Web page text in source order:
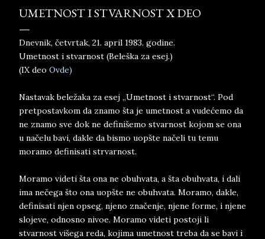
UMETNOST I STVARNOST X DEO
Dnevnik, četvrtak, 21. april 1983. godine.
Umetnost i stvarnost (Beleška za esej.)
(IX deo Ovde)
Nastavak beležaka za esej „Umetnost i stvarnost“. Pod
pretpostavkom da znamo šta je umetnost a vudećemo da
ne znamo sve dok ne definišemo stvarnost kojom se ona
u načelu bavi, dakle da bismo uopšte načeli tu temu
moramo definisati strvarnost.
Moramo videti šta ona ne obuhvata, a šta obuhvata, i dali
ima nečega što ona uopšte ne obuhvata. Moramo, dakle,
definisati njen opseg, njeno značenje, njene forme, i njene
slojeve, odnosno nivoe. Moramo videti postoji li
stvarnost višega reda, kojima umetnost treba da se bavi i